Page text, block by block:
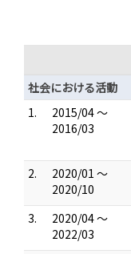
社会における活動
1.
2015/04 ～
2016/03
2.
2020/01 ～
2020/10
3.
2020/04 ～
2022/03